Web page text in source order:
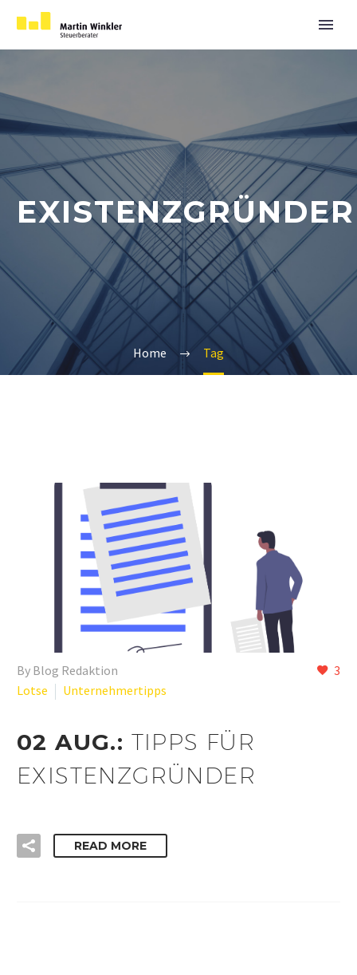
EXISTENZGRÜNDER
Home Tag
3
By Blog Redaktion
Lotse
Unternehmertipps
02 AUG.: TIPPS FÜR
EXISTENZGRÜNDER
READ MORE